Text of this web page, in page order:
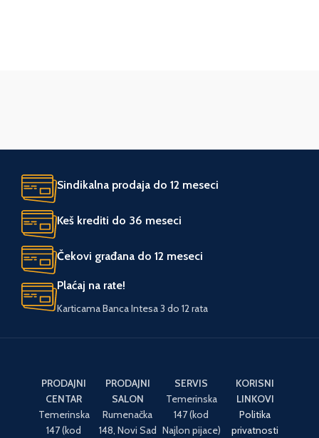
Sindikalna prodaja do 12 meseci
Keš krediti do 36 meseci
Čekovi građana do 12 meseci
Plaćaj na rate!
Karticama Banca Intesa 3 do 12 rata
PRODAJNI
CENTAR
Temerinska
147 (kod
PRODAJNI
SALON
Rumenačka
148, Novi Sad
SERVIS
Temerinska
147 (kod
Najlon pijace)
KORISNI
LINKOVI
Politika
privatnosti